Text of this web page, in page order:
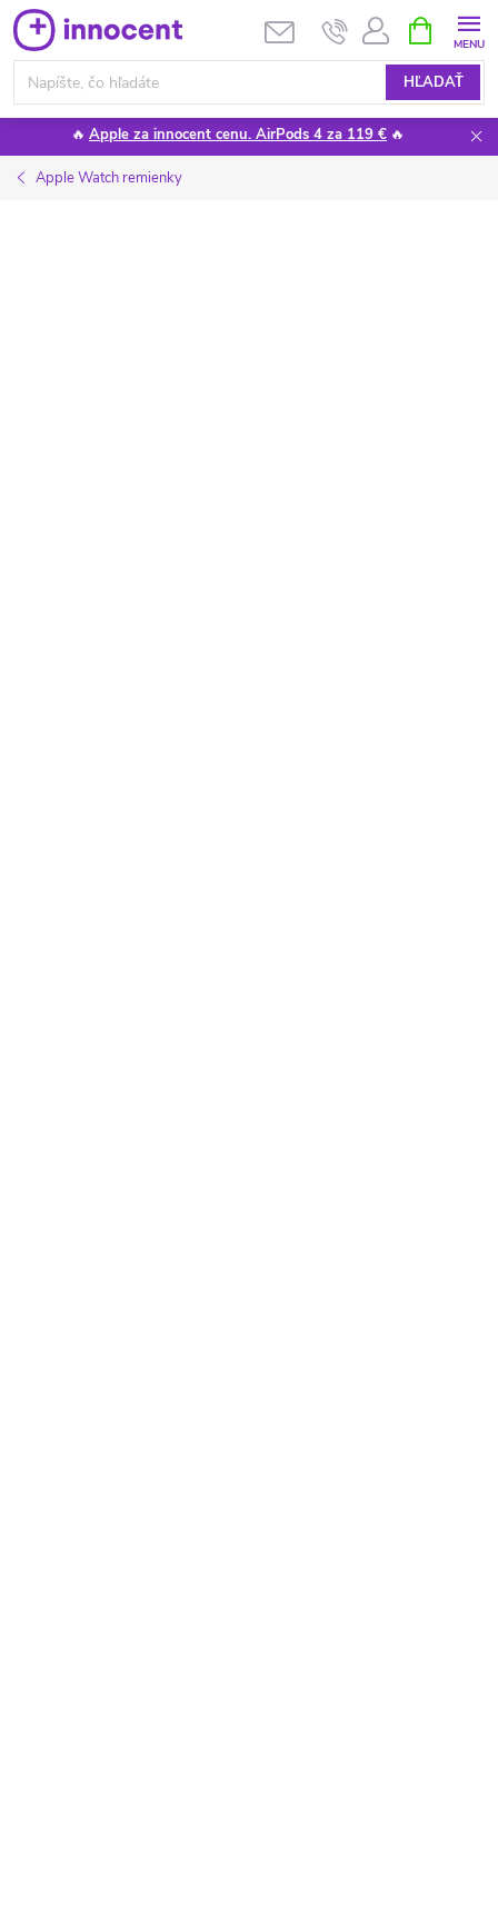
Prejsť
na
obsah
HĽADAŤ
KOŠÍK
🔥 Apple za innocent cenu. AirPods 4 za 119 € 🔥
Apple Watch remienky